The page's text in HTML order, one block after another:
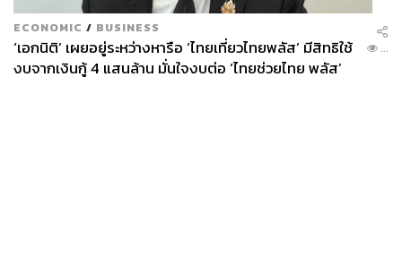
ECONOMIC / BUSINESS
‘เอกนิติ’ เผยอยู่ระหว่างหารือ ‘ไทยเที่ยวไทยพลัส’ มีสิทธิใช้
งบจากเงินกู้ 4 แสนล้าน มั่นใจงบต่อ ‘ไทยช่วยไทย พลัส’
...